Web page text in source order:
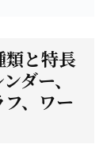
類と特長
ダー、
、ワー